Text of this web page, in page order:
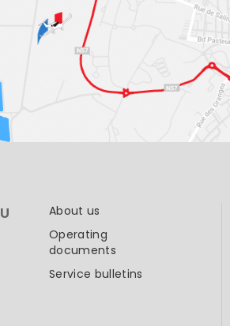
About us
Operating
documents
Service bulletins